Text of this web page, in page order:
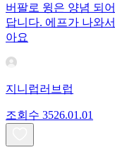
버팔로 윙은 양념 되
답니다. 에프가 나와
아요
지니럽러브럽
조회수 3526.01.01